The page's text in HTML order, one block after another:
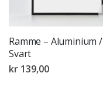
Ramme – Aluminium /
Svart
kr 139,00